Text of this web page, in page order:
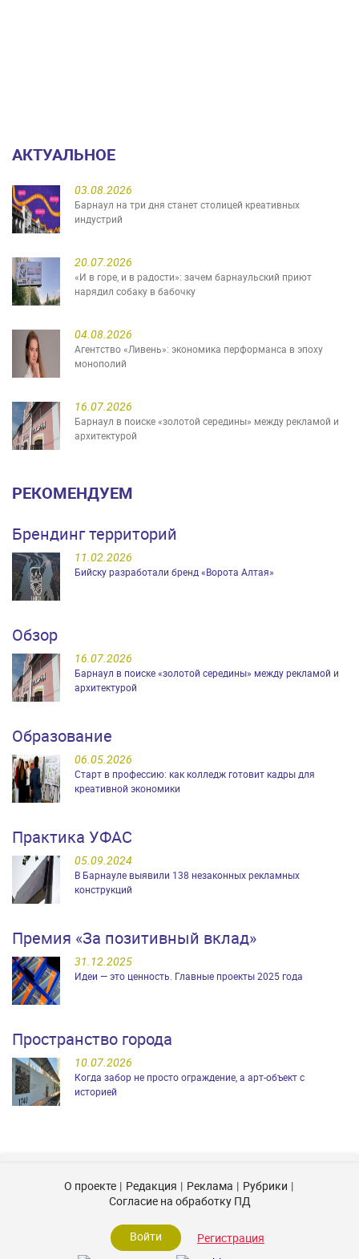
АКТУАЛЬНОЕ
03.08.2026
Барнаул на три дня станет столицей креативных
индустрий
20.07.2026
«И в горе, и в радости»: зачем барнаульский приют
нарядил собаку в бабочку
04.08.2026
Агентство «Ливень»: экономика перформанса в эпоху
монополий
16.07.2026
Барнаул в поиске «золотой середины» между рекламой и
архитектурой
РЕКОМЕНДУЕМ
Брендинг территорий
11.02.2026
Бийску разработали бренд «Ворота Алтая»
Обзор
16.07.2026
Барнаул в поиске «золотой середины» между рекламой и
архитектурой
Образование
06.05.2026
Старт в профессию: как колледж готовит кадры для
креативной экономики
Практика УФАС
05.09.2024
В Барнауле выявили 138 незаконных рекламных
конструкций
Премия «За позитивный вклад»
31.12.2025
Идеи — это ценность. Главные проекты 2025 года
Пространство города
10.07.2026
Когда забор не просто ограждение, а арт-объект с
историей
О проекте Редакция Реклама
Рубрики
Согласие на обработку ПД
Войти Регистрация